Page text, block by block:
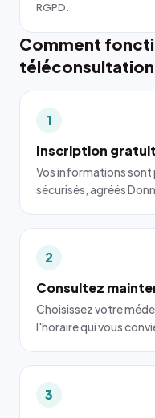
RGPD.
Comment
téléconsultation
1
Inscription
Vos informations sont
sécurisés, agréés
2
Consultez
Choisissez votre
l'horaire qui vous
3